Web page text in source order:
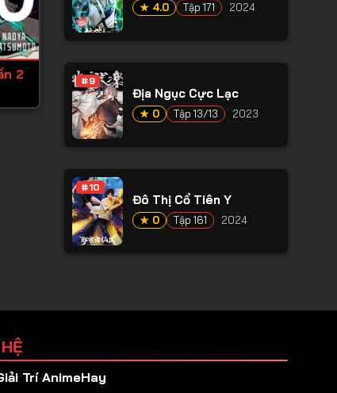
2
★ 4.0 Tập 171 2024
#9
Địa Ngục Cực Lạc
★ 0 Tập 13/13 2023
#10
Đô Thị Cổ Tiên Y
★ 0 Tập 161 2024
Trí AnimeHay